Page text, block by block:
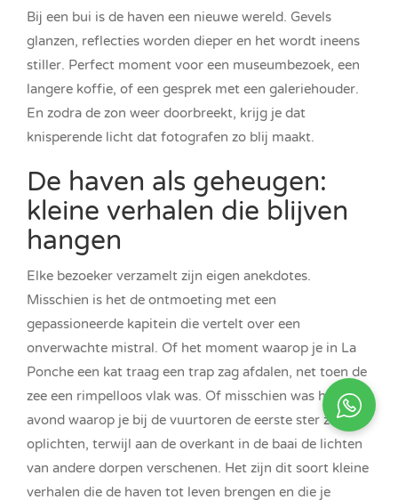
Bij een bui is de haven een nieuwe wereld. Gevels
glanzen, reflecties worden dieper en het wordt ineens
stiller. Perfect moment voor een museumbezoek, een
langere koffie, of een gesprek met een galeriehouder.
En zodra de zon weer doorbreekt, krijg je dat
knisperende licht dat fotografen zo blij maakt.
De haven als geheugen:
kleine verhalen die blijven
hangen
Elke bezoeker verzamelt zijn eigen anekdotes.
Misschien is het de ontmoeting met een
gepassioneerde kapitein die vertelt over een
onverwachte mistral. Of het moment waarop je in La
Ponche een kat traag een trap zag afdalen, net toen de
zee een rimpelloos vlak was. Of misschien was het de
avond waarop je bij de vuurtoren de eerste ster zag
oplichten, terwijl aan de overkant in de baai de lichten
van andere dorpen verschenen. Het zijn dit soort kleine
verhalen die de haven tot leven brengen en die je